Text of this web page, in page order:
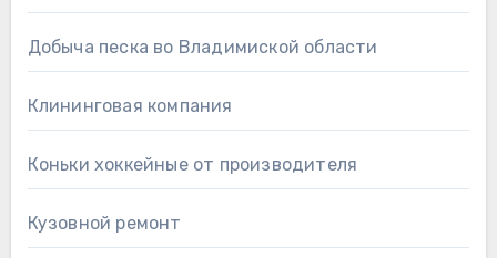
Добыча песка во Владимиской области
Клининговая компания
Коньки хоккейные от производителя
Кузовной ремонт